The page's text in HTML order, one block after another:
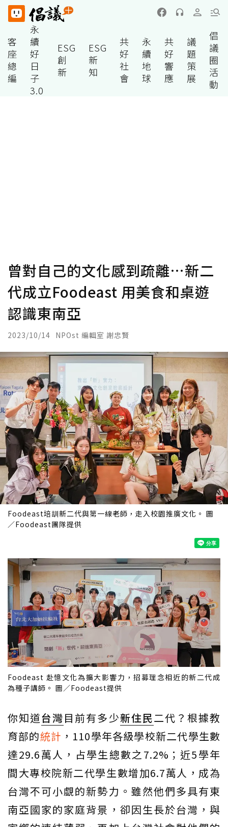
客
座
總
編
永
續
好
日
子
3.0
ESG
創
新
ESG
新
知
共
好
社
會
永
續
地
球
共
好
響
應
議
題
策
展
倡
議
圈
活
動
曾對自己的文化感到疏離…新二
代成立Foodeast 用美食和桌遊
認識東南亞
2023/10/14 NPOst 編輯室 謝忠賢
Foodeast培訓新二代與第一線老師，走入校園推廣文化。 圖
／Foodeast團隊提供
Foodeast 赴憶文化為擴大影響力，招募理念相近的新二代成
為種子講師。 圖／Foodeast提供
你知道台灣目前有多少新住民二代？根據教
育部的統計 ，110學年各級學校新二代學生數
達29.6萬人，占學生總數之7.2%；近5學年
間大專校院新二代學生數增加6.7萬人，成為
台灣不可小覷的新勢力。雖然他們多具有東
南亞國家的家庭背景，卻因生長於台灣，與